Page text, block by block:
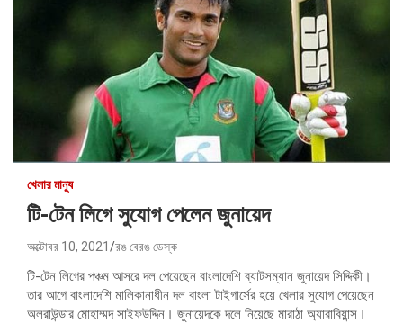
খেলার মানুষ
টি-টেন লিগে সুযোগ পেলেন জুনায়েদ
অক্টোবর 10, 2021 রঙ বেরঙ ডেস্ক
টি-টেন লিগের পঞ্চম আসরে দল পেয়েছেন বাংলাদেশি ব্যাটসম্যান জুনায়েদ সিদ্দিকী।
তার আগে বাংলাদেশি মালিকানাধীন দল বাংলা টাইগার্সের হয়ে খেলার সুযোগ পেয়েছেন
অলরাউন্ডার মোহাম্মদ সাইফউদ্দিন। জুনায়েদকে দলে নিয়েছে মারাঠা অ্যারাবিয়ান্স।